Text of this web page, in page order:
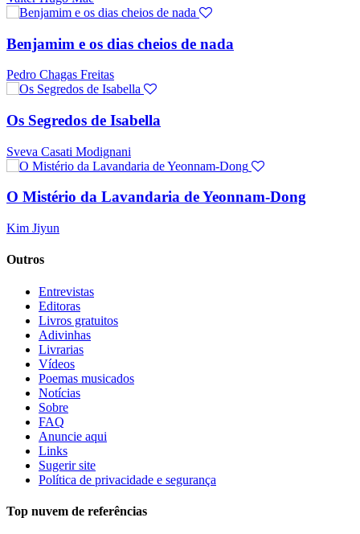
Benjamim e os dias cheios de nada
Pedro Chagas Freitas
Os Segredos de Isabella
Sveva Casati Modignani
O Mistério da Lavandaria de Yeonnam-Dong
Kim Jiyun
Outros
Entrevistas
Editoras
Livros gratuitos
Adivinhas
Livrarias
Vídeos
Poemas musicados
Notícias
Sobre
FAQ
Anuncie aqui
Links
Sugerir site
Política de privacidade e segurança
Top nuvem de referências